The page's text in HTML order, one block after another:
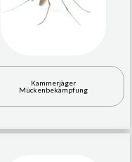
Kammerjäger
Mückenbekämpfung